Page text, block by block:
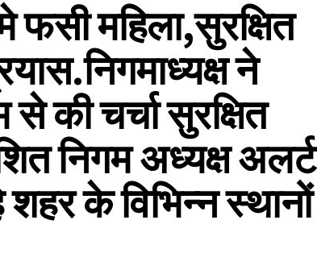
फसी महिला,सुरक्षित
ने
की चर्चा सुरक्षित
निगम अध्यक्ष अलर्ट
के विभिन्न स्थानों